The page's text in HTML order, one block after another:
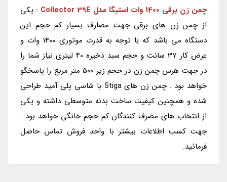
چمن زن برقی 1400 وات استیگا مدل Collector 39E
: یکی
از چمن زن های برقی جهت مصارف بسیار کم حجم این
دستگاه می باشد که با توجه به قدرت موتوری 1400 وات و
عرض کار 37 سانت و حجم سبد ذخیره 40 لیتری نیاز شما را
در جهت هرس چمن زن در حجم زیر 500 متر مربع را پاسخگو
خواهد بود . چمن زن های Stiga با شاسی پلی آمید طراحی
شده و همچنین کیفیت ساخت بدنه متوسطی داشته و یکی
از انتخاب های مصرف کنندگان کم حجم خانگی خواهد بود .
جهت کسب اطلاعات بیشتر با واحد فروش تماس حاصل
فرمائید.